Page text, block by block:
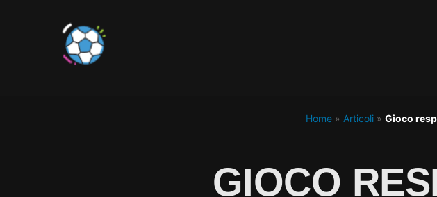
Home» Articoli» Gioco
GIOCO